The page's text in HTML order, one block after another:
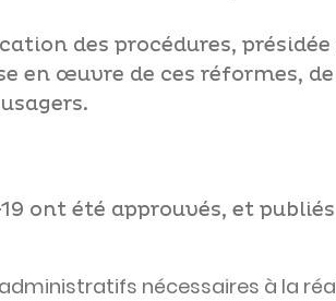
des procédures,
en œuvre de ces réformes,
ont été approuvés, et
nécessaires à la